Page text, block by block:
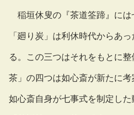
稲垣休叟の『茶道筌蹄』には
「廻り炭」は利休時代からあ
る。この三つはそれをもとに
茶」の四つは如心斎が新たに
如心斎自身が七事式を制定し